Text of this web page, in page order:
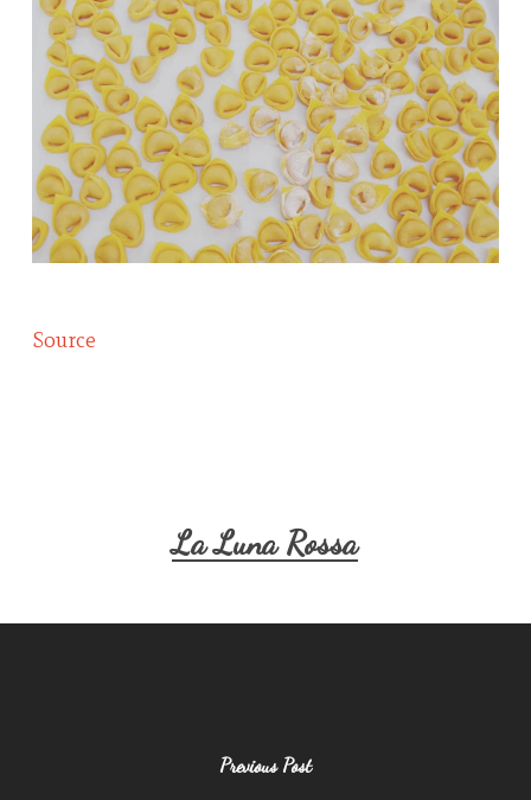
Source
La Luna Rossa
Previous Post